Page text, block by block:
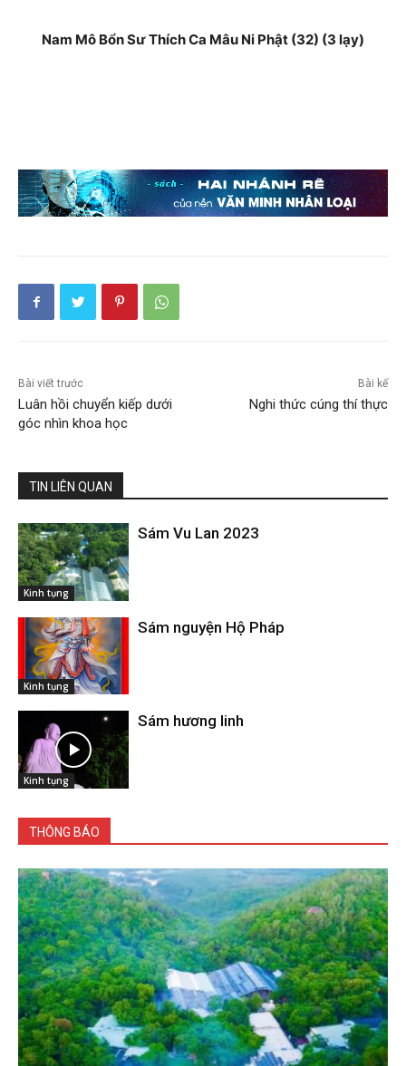
Nam Mô Bổn Sư Thích Ca Mâu Ni Phật (32) (3 lạy)
Bài viết trước
Luân hồi chuyển kiếp dưới
góc nhìn khoa học
Bài kế
Nghi thức cúng thí thực
TIN LIÊN QUAN
Kinh tụng
Sám Vu Lan 2023
Kinh tụng
Sám nguyện Hộ Pháp
Kinh tụng
Sám hương linh
THÔNG BÁO